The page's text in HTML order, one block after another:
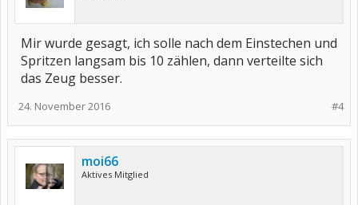
Mir wurde gesagt, ich solle nach dem Einstechen und
Spritzen langsam bis 10 zählen, dann verteilte sich
das Zeug besser.
#4
24. November 2016
moi66
Aktives Mitglied